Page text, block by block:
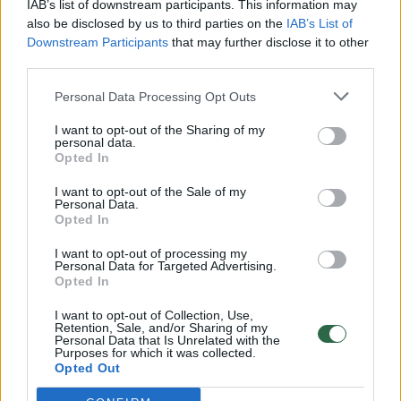
IAB’s list of downstream participants. This information may
also be disclosed by us to third parties on the IAB’s List of
Downstream Participants that may further disclose it to other
Personal Data Processing Opt Outs
I want to opt-out of the Sharing of my
personal data.
Opted In
I want to opt-out of the Sale of my
Personal Data.
Opted In
I want to opt-out of processing my
Personal Data for Targeted Advertising.
Opted In
I want to opt-out of Collection, Use,
Retention, Sale, and/or Sharing of my
Personal Data that Is Unrelated with the
Purposes for which it was collected.
Opted Out
vaiko gyvybių išgelbėti nepavyko
Žinios | Lietuvos diena
00:00:57
Savaitės vidurys nusimato karštas: temperatūra kils iki
32 laipsnių šilumos
Žinios | Orai
V. Zalužno pasisakymą laiko bandymu įsitvirtinti
Laidos | Nauja diena
00:00:57
Sinoptikai atsakė, kokiais orais užbaigsime darbo
savaitę: karščiai atsitrauks
Žinios | Orai